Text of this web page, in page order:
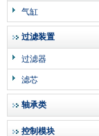
气缸
过滤装置
过滤器
滤芯
轴承类
控制模块